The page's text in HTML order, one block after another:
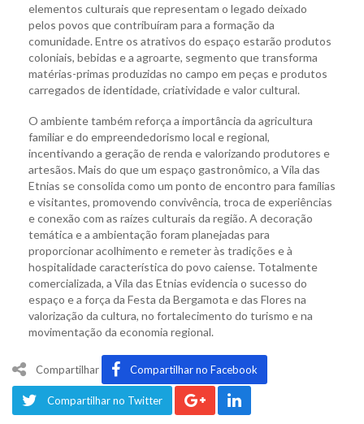
elementos culturais que representam o legado deixado
pelos povos que contribuíram para a formação da
comunidade. Entre os atrativos do espaço estarão produtos
coloniais, bebidas e a agroarte, segmento que transforma
matérias-primas produzidas no campo em peças e produtos
carregados de identidade, criatividade e valor cultural.
O ambiente também reforça a importância da agricultura
familiar e do empreendedorismo local e regional,
incentivando a geração de renda e valorizando produtores e
artesãos. Mais do que um espaço gastronômico, a Vila das
Etnias se consolida como um ponto de encontro para famílias
e visitantes, promovendo convivência, troca de experiências
e conexão com as raízes culturais da região. A decoração
temática e a ambientação foram planejadas para
proporcionar acolhimento e remeter às tradições e à
hospitalidade característica do povo caiense. Totalmente
comercializada, a Vila das Etnias evidencia o sucesso do
espaço e a força da Festa da Bergamota e das Flores na
valorização da cultura, no fortalecimento do turismo e na
movimentação da economia regional.
Compartilhar Compartilhar no Facebook
Compartilhar no Twitter